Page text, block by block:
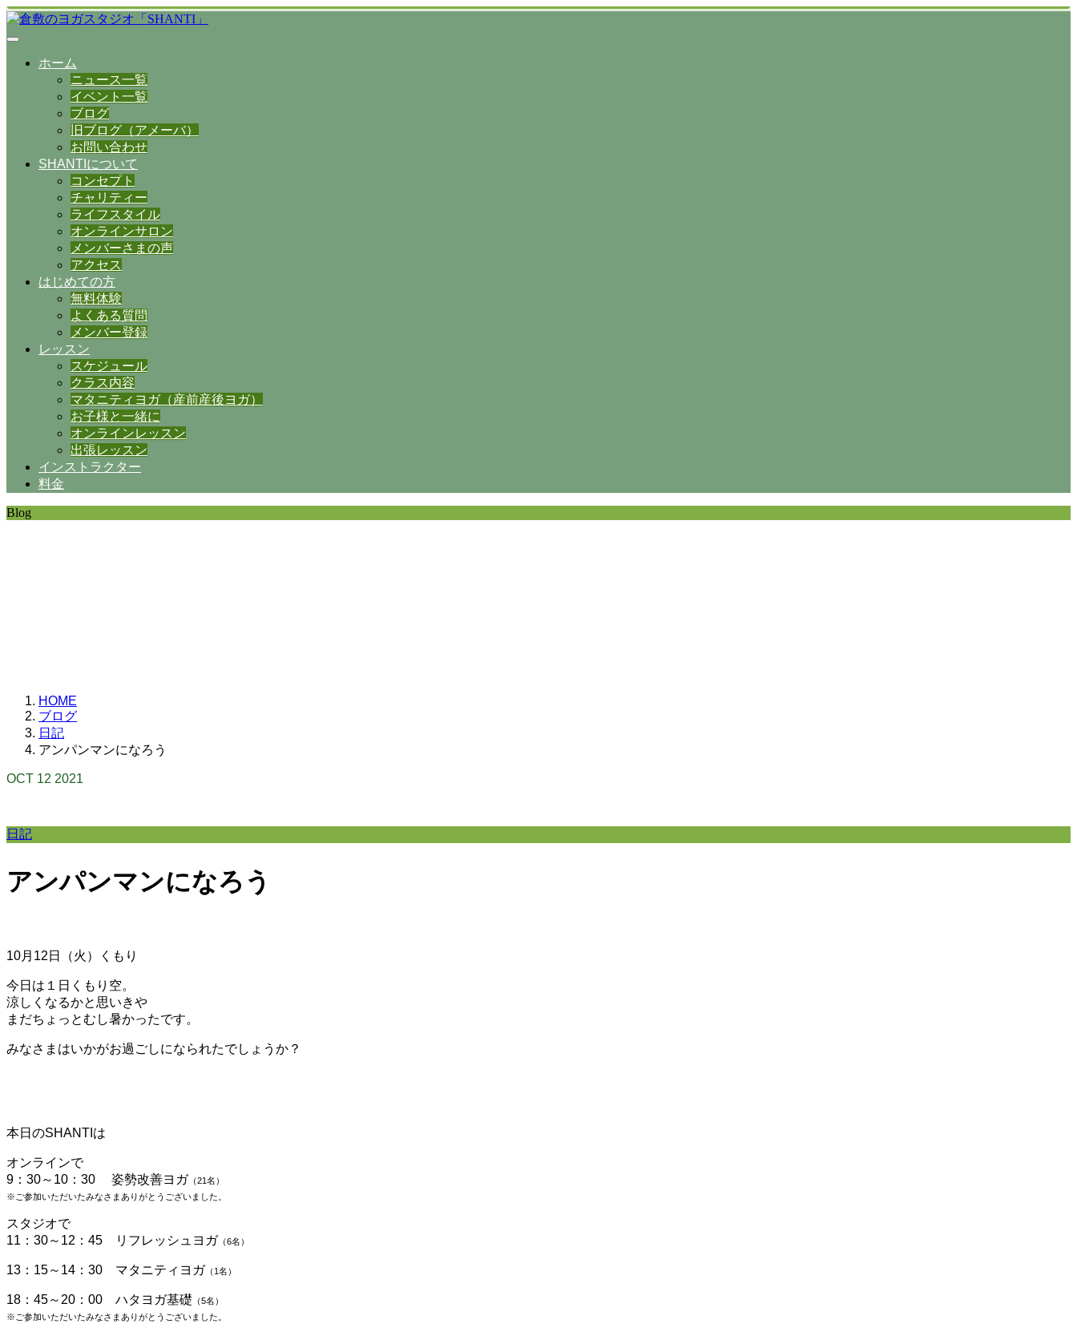
ホーム
ニュース一覧
イベント一覧
ブログ
旧ブログ（アメーバ）
お問い合わせ
SHANTIについて
コンセプト
チャリティー
ライフスタイル
オンラインサロン
メンバーさまの声
アクセス
はじめての方
無料体験
よくある質問
メンバー登録
レッスン
スケジュール
クラス内容
マタニティヨガ（産前産後ヨガ）
お子様と一緒に
オンラインレッスン
出張レッスン
インストラクター
料金
Blog
HOME
ブログ
日記
アンパンマンになろう
OCT 12 2021
日記
アンパンマンになろう
10月12 日（火）くもり
今日は１日くもり空。
涼しくなるかと思いきや
まだちょっとむし暑かったです。
みなさまはいかがお過ごしになられたでしょうか？
本日のSHANTIは
オンラインで
9：30～10：30 姿勢改善ヨガ （21名）
※ご参加いただいたみなさまありがとうございました。
スタジオで
11：30～12：45 リフレッシュヨガ （6名）
13：15～14：30 マタニティヨガ （1名）
18：45～20：00 ハタヨガ基礎 （5名）
※ご参加いただいたみなさまありがとうございました。